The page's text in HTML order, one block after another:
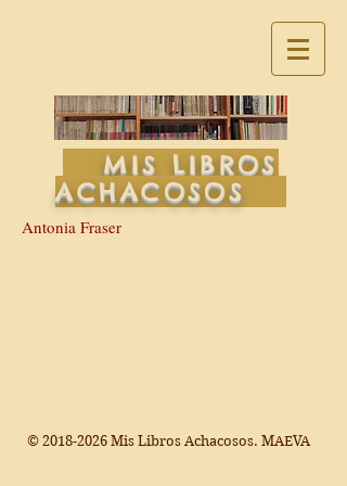
MIS LIBROS
ACHACOSOS
Antonia Fraser
© 2018-2026 Mis Libros Achacosos. MAEVA